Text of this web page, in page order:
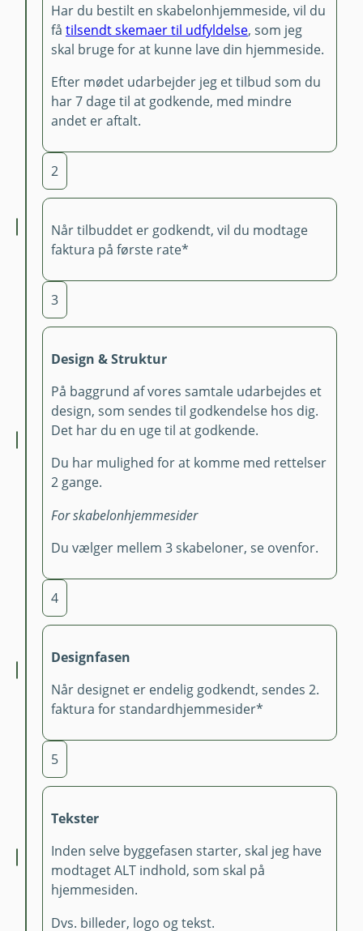
Har du bestilt en skabelonhjemmeside, vil du
få tilsendt skemaer til udfyldelse, som jeg
skal bruge for at kunne lave din hjemmeside.
Efter mødet udarbejder jeg et tilbud som du
har 7 dage til at godkende, med mindre
andet er aftalt.
Når tilbuddet er godkendt, vil du modtage
faktura på første rate*
2
Design & Struktur
På baggrund af vores samtale udarbejdes et
design, som sendes til godkendelse hos dig.
Det har du en uge til at godkende.
Du har mulighed for at komme med rettelser
2 gange.
For skabelonhjemmesider
Du vælger mellem 3 skabeloner, se ovenfor.
3
Designfasen
Når designet er endelig godkendt, sendes 2.
faktura for standardhjemmesider*
4
Tekster
Inden selve byggefasen starter, skal jeg have
modtaget ALT indhold, som skal på
hjemmesiden.
Dvs. billeder, logo og tekst.
5